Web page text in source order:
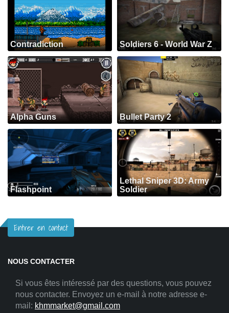
Contradiction Soldiers 6 - World War Z
Alpha Guns Bullet Party 2
Flashpoint
Lethal Sniper 3D: Army
Soldier
Entrer en contact
NOUS CONTACTER
Si vous êtes intéressé par des questions, vous pouvez
nous contacter. Envoyez un e-mail à notre adresse e-
mail: khmmarket@gmail.com